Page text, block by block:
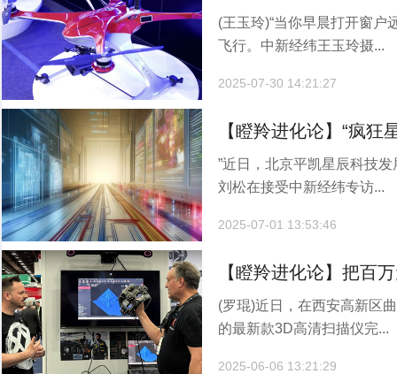
官”，这家企业如何做
(王玉玲)“当你早晨打开窗户
飞行。中新经纬王玉玲摄...
2025-07-30 14:21:27
【瞪羚进化论】“疯狂
业化？
”近日，北京平凯星辰科技
刘松在接受中新经纬专访...
2025-07-01 13:53:46
【瞪羚进化论】把百
来，这家企业做对了
(罗琨)近日，在西安高新区
的最新款3D高清扫描仪完...
2025-06-06 13:21:29